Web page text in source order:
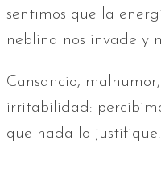
sentimos que la
neblina nos invade y
Cansancio,
irritabilidad:
que nada lo justifique.